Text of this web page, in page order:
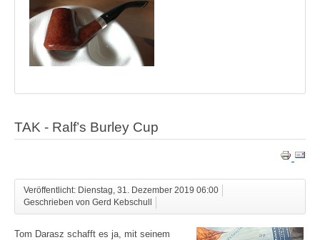
TAK - Ralf’s Burley Cup
Veröffentlicht: Dienstag, 31. Dezember 2019 06:00
Geschrieben von Gerd Kebschull
Tom Darasz schafft es ja, mit seinem